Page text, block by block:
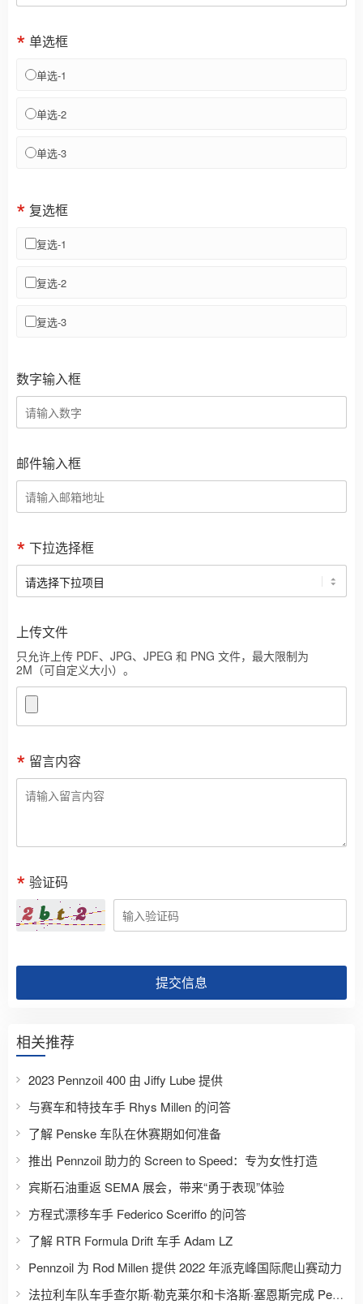
单选框
单选-1
单选-2
单选-3
复选框
复选-1
复选-2
复选-3
数字输入框
邮件输入框
下拉选择框
上传文件
只允许上传 PDF、JPG、JPEG 和 PNG 文件，最大限制为
2M（可自定义大小）。
留言内容
验证码
提交信息
相关推荐
2023 Pennzoil 400 由 Jiffy Lube 提供
与赛车和特技车手 Rhys Millen 的问答
了解 Penske 车队在休赛期如何准备
推出 Pennzoil 助力的 Screen to Speed：专为女性打造
宾斯石油重返 SEMA 展会，带来“勇于表现”体验
方程式漂移车手 Federico Sceriffo 的问答
了解 RTR Formula Drift 车手 Adam LZ
Pennzoil 为 Rod Millen 提供 2022 年派克峰国际爬山赛动力
法拉利车队车手查尔斯·勒克莱尔和卡洛斯·塞恩斯完成 Pennzoil 的“信任或挑战”挑战